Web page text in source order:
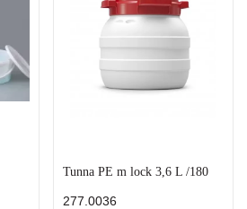
Tunna PE m lock 3,6 L /180
277.0036